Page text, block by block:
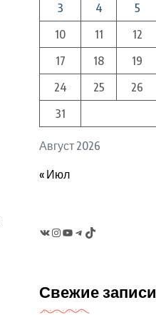
Август 2026
3
4 5
10
11 12
17
18 19
24
25 26
31
« Июл
Instagram
YouTubeTelegram
TikTok
Свежие записи